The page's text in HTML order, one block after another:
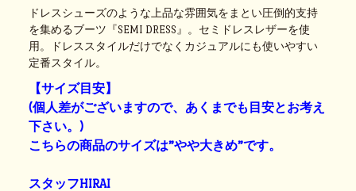
ドレスシューズのような上品な雰囲気をまとい圧倒的支持
を集めるブーツ『SEMI DRESS』。セミドレスレザーを使
用。ドレススタイルだけでなくカジュアルにも使いやすい
定番スタイル。
【サイズ目安】
(個人差がございますので、あくまでも目安とお考え
下さい。)
こちらの商品のサイズは”やや大きめ”です。
スタッフHIRAI